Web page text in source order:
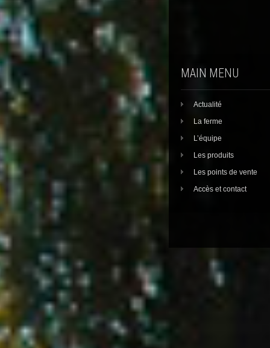
MAIN MENU
Actualité
La ferme
L’équipe
Les produits
Les points de vente
Accès et contact